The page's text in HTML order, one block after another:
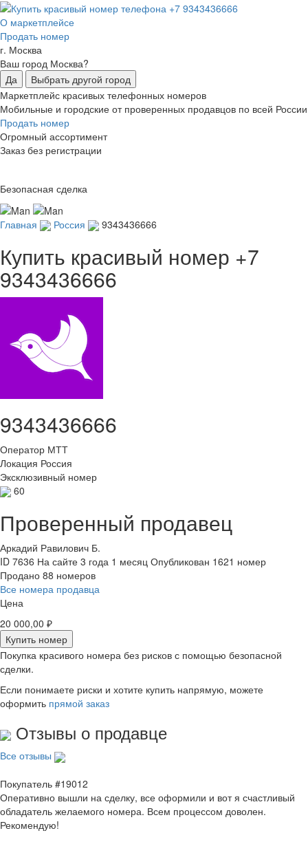
О маркетплейсе
Продать номер
г. Москва
Ваш город Москва?
Да
Выбрать другой город
Маркетплейс красивых телефонных номеров
Мобильные и городские от проверенных продавцов по всей России
Продать номер
Огромный ассортимент
Заказ без регистрации
Безопасная сделка
Главная Россия 9343436666
Купить красивый номер +7
9343436666
9343436666
Оператор МТТ
Локация Россия
Эксклюзивный номер
60
Проверенный продавец
Аркадий Равилович Б.
ID 7636 На сайте 3 года 1 месяц Опубликован 1621 номер
Продано 88 номеров
Все номера продавца
Цена
20 000,00 ₽
Купить номер
Покупка красивого номера без рисков с помощью безопасной
сделки.
Если понимаете риски и хотите купить напрямую, можете
оформить прямой заказ
Отзывы о продавце
Все отзывы
Покупатель #19012
Оперативно вышли на сделку, все оформили и вот я счастливый
обладатель желаемого номера. Всем процессом доволен.
Рекомендую!